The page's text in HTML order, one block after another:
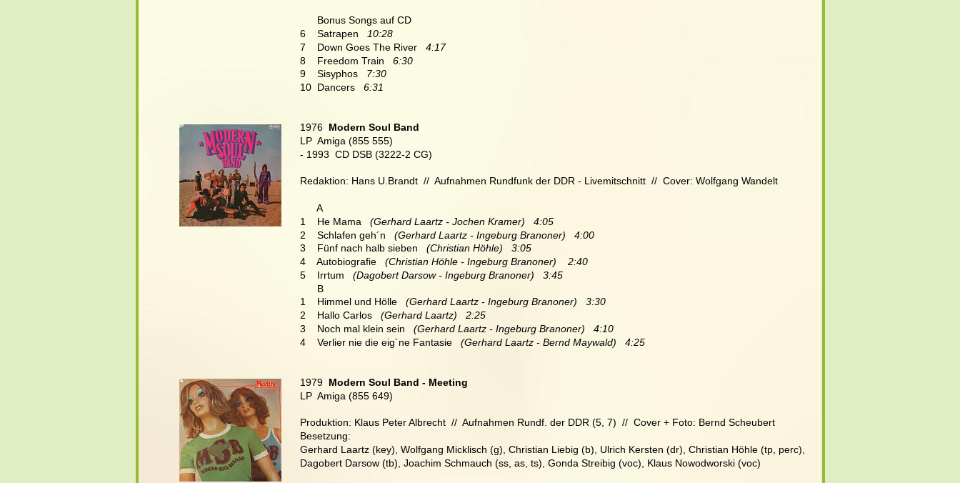
      Bonus Songs auf CD
6    Satrapen
10:28
7    Down Goes The River 4:17
8    Freedom Train 6:30
9    Sisyphos 7:30
10  Dancers 6:31
1976
  Modern Soul Band
LP  Amiga (855 555)
- 1993  CD DSB (3222-2 CG)
Redaktion: Hans U.Brandt  //  Aufnahmen Rundfunk der DDR - Livemitschnitt  //  Cover: Wolfgang Wandelt
      A
1    He Mama
(Gerhard Laartz - Jochen Kramer)   4:05
2    Schlafen geh´n (Gerhard Laartz - Ingeburg Branoner)   4:00
3    Fünf nach halb sieben (Christian Höhle)   3:05
4    Autobiografie (Christian Höhle - Ingeburg Branoner)    2:40
5    Irrtum
(Dagobert Darsow - Ingeburg Branoner)   3:45
      B
1    Himmel und Hölle (Gerhard Laartz - Ingeburg Branoner)   3:30
2    Hallo Carlos (Gerhard Laartz)   2:25
3    Noch mal klein sein (Gerhard Laartz - Ingeburg Branoner)   4:10
4    Verlier nie die eig´ne Fantasie (Gerhard Laartz - Bernd Maywald)   4:25
1979
  Modern Soul Band - Meeting
LP  Amiga (855 649)
Produktion: Klaus Peter Albrecht  //  Aufnahmen Rundf. der DDR (5, 7)  //  Cover + Foto: Bernd Scheubert
Besetzung:
Gerhard Laartz (key), Wolfgang Micklisch (g), Christian Liebig (b), Ulrich Kersten (dr), Christian Höhle (tp, perc),
Dagobert Darsow (tb), Joachim Schmauch (ss, as, ts), Gonda Streibig (voc), Klaus Nowodworski (voc)